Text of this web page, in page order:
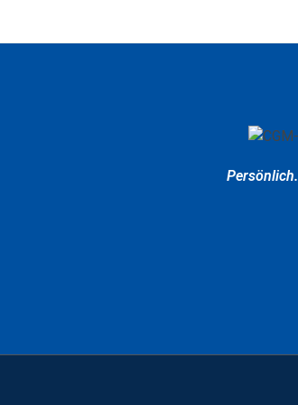
Persönlich.